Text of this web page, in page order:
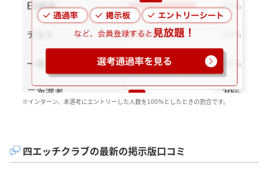
※インターン、本選考にエントリーした人数を100％としたときの割合です。
四エッチクラブの最新の掲示版口コミ